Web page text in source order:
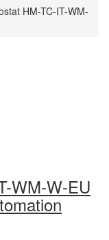
HM-TC-IT-WM-
WM-W-EU